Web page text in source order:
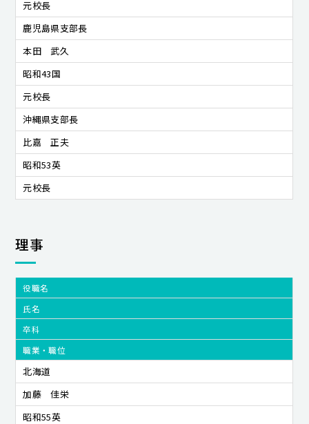
元校長
鹿児島県支部長
本田 武久
昭和43国
元校長
沖縄県支部長
比嘉 正夫
昭和53英
元校長
理事
役職名
氏名
卒科
職業・職位
北海道
加藤 佳栄
昭和55英